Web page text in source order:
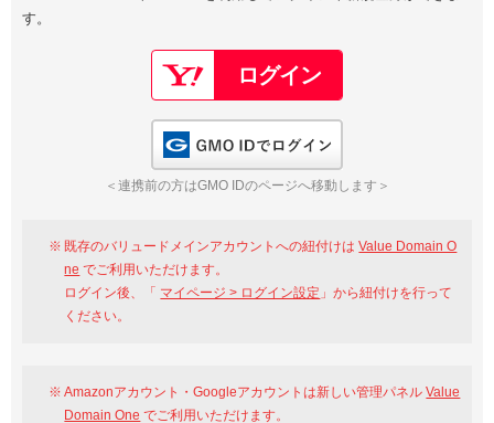
Google
GMO ID Amazon
※AmazonはValue Domain Oneのログイン画面へ遷移します
以下でも登録可能
Google Yahoo!
GMO ID
す。
＜連携前の方はGMO IDのページへ移動します＞
既存のバリュードメインアカウントへの紐付けはValue Domain O
ne でご利用いただけます。
ログイン後、「 マイページ > ログイン設定 」から紐付けを行って
ください。
Amazonアカウント・Googleアカウントは新しい管理パネルValue
Domain One でご利用いただけます。